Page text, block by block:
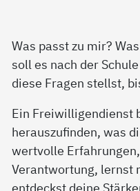
Was passt zu mir?
soll es nach der
diese Fragen stellst,
Ein Freiwilligendienst
herauszufinden, was
wertvolle
Verantwortung, lernst